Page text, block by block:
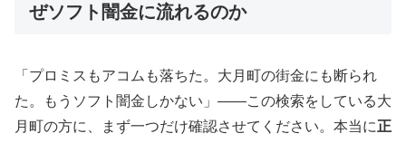
ぜソフト闇金に流れるのか
「プロミスもアコムも落ちた。大月町の街金にも断られ
た。もうソフト闇金しかない」——この検索をしている大
月町の方に、まず一つだけ確認させてください。本当に正